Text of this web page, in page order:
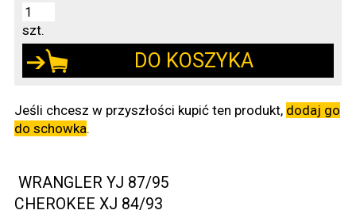
szt.
DO KOSZYKA
Jeśli chcesz w przyszłości kupić ten produkt, dodaj go
do schowka.
WRANGLER YJ 87/95
CHEROKEE XJ 84/93